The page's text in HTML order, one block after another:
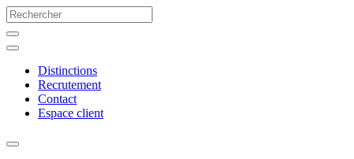
Distinctions
Recrutement
Contact
Espace client